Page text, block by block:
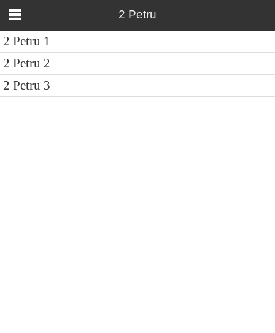
2 Petru
2 Petru 1
2 Petru 2
2 Petru 3